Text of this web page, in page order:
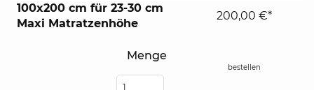
100x200 cm für 23-30 cm
Maxi Matratzenhöhe
Menge
200,00 €*
bestellen